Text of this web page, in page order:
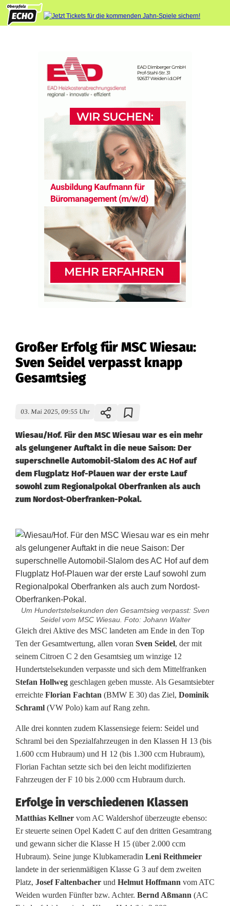
Großer Erfolg für MSC Wiesau:
Sven Seidel verpasst knapp
Gesamtsieg
03. Mai 2025, 09:55 Uhr
Wiesau/Hof. Für den MSC Wiesau war es ein mehr
als gelungener Auftakt in die neue Saison: Der
superschnelle Automobil-Slalom des AC Hof auf
dem Flugplatz Hof-Plauen war der erste Lauf
sowohl zum Regionalpokal Oberfranken als auch
zum Nordost-Oberfranken-Pokal.
Um Hundertstelsekunden den Gesamtsieg verpasst: Sven
Seidel vom MSC Wiesau. Foto: Johann Walter
G
r
o
ß
e
r
E
r
o
l
g
f
ü
Gleich drei Aktive des MSC landeten am Ende in den Top
Ten der Gesamtwertung, allen voran Sven Seidel, der mit
seinem Citroen C 2 den Gesamtsieg um winzige 12
Hundertstelsekunden verpasste und sich dem Mittelfranken
Stefan Hollweg geschlagen geben musste. Als Gesamtsiebter
erreichte Florian Fachtan (BMW E 30) das Ziel, Dominik
Schraml (VW Polo) kam auf Rang zehn.
Alle drei konnten zudem Klassensiege feiern: Seidel und
Schraml bei den Spezialfahrzeugen in den Klassen H 13 (bis
1.600 ccm Hubraum) und H 12 (bis 1.300 ccm Hubraum),
Florian Fachtan setzte sich bei den leicht modifizierten
Fahrzeugen der F 10 bis 2.000 ccm Hubraum durch.
Erfolge in verschiedenen Klassen
Matthias Kellner vom AC Waldershof überzeugte ebenso:
Er steuerte seinen Opel Kadett C auf den dritten Gesamtrang
und gewann sicher die Klasse H 15 (über 2.000 ccm
Hubraum). Seine junge Klubkameradin Leni Reithmeier
landete in der serienmäßigen Klasse G 3 auf dem zweiten
Platz, Josef Faltenbacher und Helmut Hoffmann vom ATC
Weiden wurden Fünfter bzw. Achter. Bernd Aßmann (AC